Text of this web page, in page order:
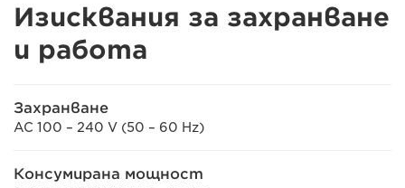
Изисквания за захранване
и работа
Захранване
AC 100 – 240 V (50 – 60 Hz)
Консумирана мощност